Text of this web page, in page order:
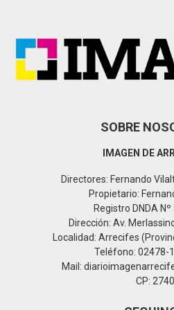
SOBRE
IMAGEN DE
Directores: Fernando
Propietario:
Registro DNDA
Dirección: Av.
Localidad: Arrecifes
Teléfono: 02478-
Mail:
CP: 2740